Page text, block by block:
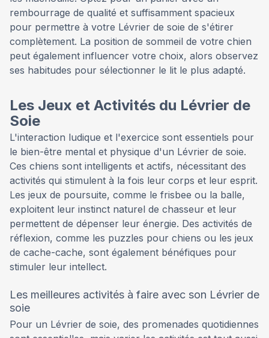
rembourrage de qualité et suffisamment spacieux
pour permettre à votre Lévrier de soie de s'étirer
complètement. La position de sommeil de votre chien
peut également influencer votre choix, alors observez
ses habitudes pour sélectionner le lit le plus adapté.
Les Jeux et Activités du Lévrier de
Soie
L'interaction ludique et l'exercice sont essentiels pour
le bien-être mental et physique d'un Lévrier de soie.
Ces chiens sont intelligents et actifs, nécessitant des
activités qui stimulent à la fois leur corps et leur esprit.
Les jeux de poursuite, comme le frisbee ou la balle,
exploitent leur instinct naturel de chasseur et leur
permettent de dépenser leur énergie. Des activités de
réflexion, comme les puzzles pour chiens ou les jeux
de cache-cache, sont également bénéfiques pour
stimuler leur intellect.
Les meilleures activités à faire avec son Lévrier de
soie
Pour un Lévrier de soie, des promenades quotidiennes